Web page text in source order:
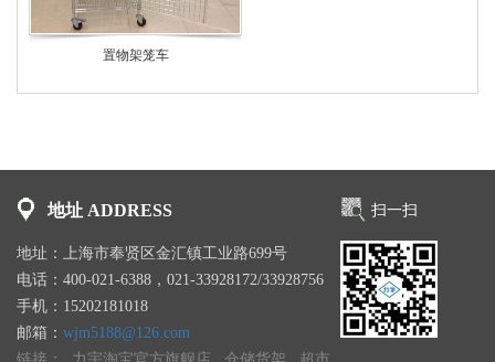
置物架笼车
地址 ADDRESS
地址：上海市奉贤区金汇镇工业路699号
电话：400-021-6388，021-33928172/33928756
手机：15202181018
邮箱： wjm5188@126.com
扫一扫